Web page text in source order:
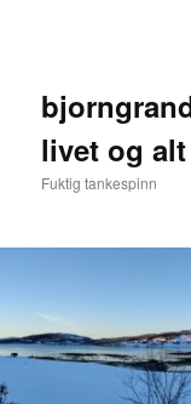
livet og alt
Fuktig tankespinn